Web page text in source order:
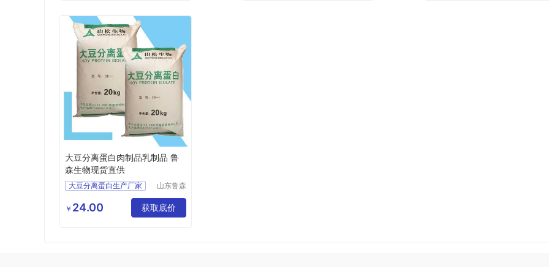
大豆分离蛋白肉制品乳制品 鲁
森生物现货直供
大豆分离蛋白生产厂家
食品级大豆分离蛋白含量
山东鲁森
有限公司
￥ 24.00 获取底价